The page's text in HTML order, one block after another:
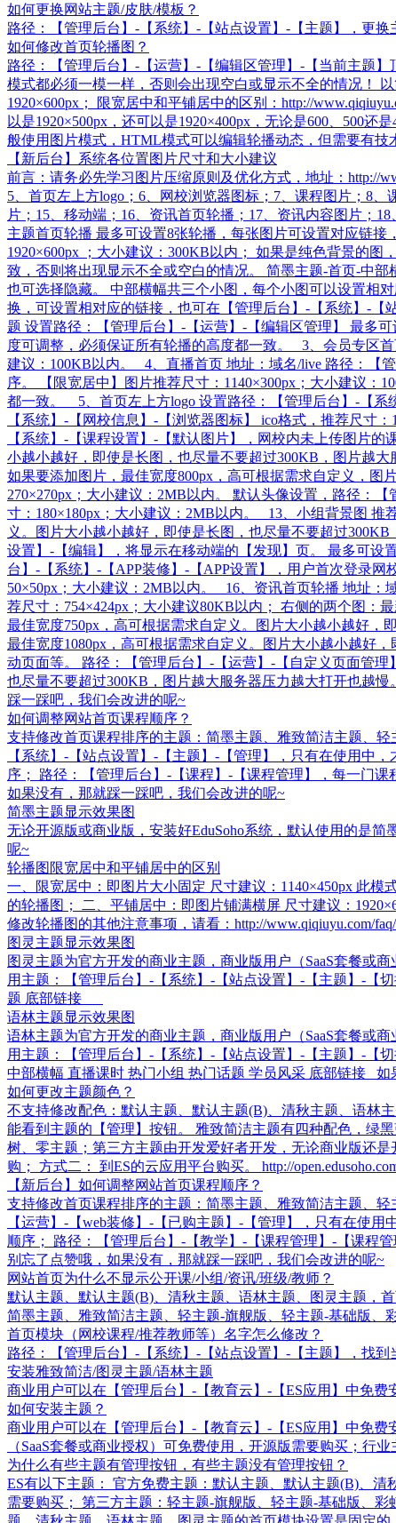
如何更换网站主题/皮肤/模板？
路径：【管理后台】-【系统】-【站点设置】-【主题】，更
如何修改首页轮播图？
路径：【管理后台】-【运营】-【编辑区管理】-【当前主题
模式都必须一模一样，否则会出现空白或显示不全的情况！
1920×600px； 限宽居中和平铺居中的区别：http://
以是1920×500px，还可以是1920×400px，无论是600、500
般使用图片模式，HTML模式可以编辑轮播动态，但需要有
【新后台】系统各位置图片尺寸和大小建议
前言：请务必先学习图片压缩原则及优化方式，地址：http://
5、首页左上方logo；6、网校浏览器图标；7、课程图片；8
片；15、移动端；16、资讯首页轮播；17、资讯内容图片；
主题首页轮播 最多可设置8张轮播，每张图片可设置对应链接
1920×600px ；大小建议：300KB以内； 如果是纯色背景的
致，否则将出现显示不全或空白的情况。 简墨主题-首页-中
也可选择隐藏。 中部横幅共三个小图，每个小图可以设置相
换，可设置相对应的链接，也可在【管理后台】-【系统】-
题 设置路径：【管理后台】-【运营】-【编辑区管理】 最多
度可调整，必须保证所有轮播的高度都一致。 3、会员专区
建议：100KB以内。 4、直播首页 地址：域名/live 路径：【
序。 【限宽居中】图片推荐尺寸：1140×300px；大小建议：
都一致。 5、首页左上方logo 设置路径：【管理后台】-【系
【系统】-【网校信息】-【浏览器图标】 ico格式，推荐尺寸
【系统】-【课程设置】-【默认图片】，网校内未上传图片
小越小越好，即使是长图，也尽量不要超过300KB，图片越
如果要添加图片，最佳宽度800px，高可根据需求自定义，
270×270px；大小建议：2MB以内。 默认头像设置，路径：
寸：180×180px；大小建议：2MB以内。 13、小组背景图 推
义。图片大小越小越好，即使是长图，也尽量不要超过
设置】-【编辑】，将显示在移动端的【发现】页。 最多可设
台】-【系统】-【APP装修】-【APP设置】，用户首次登录网
50×50px；大小建议：2MB以内。 16、资讯首页轮播 地址：
荐尺寸：754×424px；大小建议80KB以内； 右侧的两个图：
最佳宽度750px，高可根据需求自定义。图片大小越小越好
最佳宽度1080px，高可根据需求自定义。图片大小越小越好
动页面等。 路径：【管理后台】-【运营】-【自定义页面管
也尽量不要超过300KB，图片越大服务器压力越大打开也越
踩一踩吧，我们会改进的呢~
如何调整网站首页课程顺序？
支持修改首页课程排序的主题：简墨主题、雅致简洁主题、
【系统】-【站点设置】-【主题】-【管理】，只有在使用中
序； 路径：【管理后台】-【课程】-【课程管理】，每一门
如果没有，那就踩一踩吧，我们会改进的呢~
简墨主题显示效果图
无论开源版或商业版，安装好EduSoho系统，默认使用的是
呢~
轮播图限宽居中和平铺居中的区别
一、限宽居中：即图片大小固定 尺寸建议：1140×450px 此
的轮播图； 二、平铺居中：即图片铺满横屏 尺寸建议：
修改轮播图的其他注意事项，请看：http://www.qiqiuyu.com/
图灵主题显示效果图
图灵主题为官方开发的商业主题，商业版用户（SaaS套餐或
用主题：【管理后台】-【系统】-【站点设置】-【主题】-【切
题 底部链接
语林主题显示效果图
语林主题为官方开发的商业主题，商业版用户（SaaS套餐或
用主题：【管理后台】-【系统】-【站点设置】-【主题】-【切
中部横幅 直播课时 热门小组 热门话题 学员风采 底部链接
如何更改主题颜色？
不支持修改配色：默认主题、默认主题(B)、清秋主题、语林
能看到主题的【管理】按钮。 雅致简洁主题有四种配色，绿
树、零主题；第三方主题由开发爱好者开发，无论商业版还
购； 方式二： 到ES的云应用平台购买。 http://
【新后台】如何调整网站首页课程顺序？
支持修改首页课程排序的主题：简墨主题、雅致简洁主题、
【运营】-【web装修】-【已购主题】-【管理】，只有在使
顺序； 路径：【管理后台】-【教学】-【课程管理】-【课程
别忘了点赞哦，如果没有，那就踩一踩吧，我们会改进的呢~
网站首页为什么不显示公开课/小组/资讯/班级/教师？
默认主题、默认主题(B)、清秋主题、语林主题、图灵主题，
简墨主题、雅致简洁主题、轻主题-旗舰版、轻主题-基础版、
首页模块（网校课程/推荐教师等）名字怎么修改？
路径：【管理后台】-【系统】-【站点设置】-【主题】，找
安装雅致简洁/图灵主题/语林主题
商业用户可以在【管理后台】-【教育云】-【ES应用】中免
如何安装主题？
商业用户可以在【管理后台】-【教育云】-【ES应用】中免
（SaaS套餐或商业授权）可免费使用，开源版需要购买；行
为什么有些主题有管理按钮，有些主题没有管理按钮？
ES有以下主题： 官方免费主题：默认主题、默认主题(B)、
需要购买； 第三方主题：轻主题-旗舰版、轻主题-基础版、